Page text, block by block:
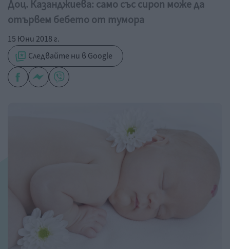
Доц. Казанджиева: само със сироп може да
отървем бебето от тумора
15 Юни 2018 г.
Следвайте ни в Google